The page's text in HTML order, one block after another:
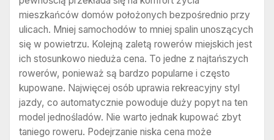
mieszkańców domów położonych bezpośrednio przy
ulicach. Mniej samochodów to mniej spalin unoszących
się w powietrzu. Kolejną zaletą rowerów miejskich jest
ich stosunkowo nieduża cena. To jedne z najtańszych
rowerów, ponieważ są bardzo popularne i często
kupowane. Najwięcej osób uprawia rekreacyjny styl
jazdy, co automatycznie powoduje duży popyt na ten
model jednośladów. Nie warto jednak kupować zbyt
taniego roweru. Podejrzanie niska cena może